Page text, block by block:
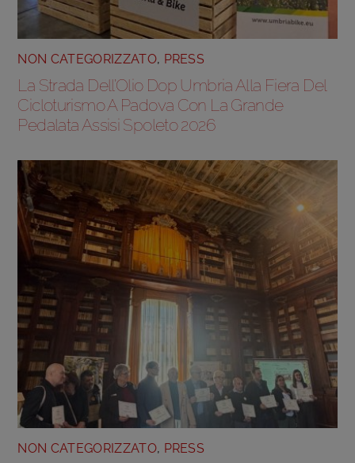
NON CATEGORIZZATO, PRESS
La Strada Dell’Olio Dop Umbria Alla Fiera Del
Cicloturismo A Padova Con La Grande
Pedalata Assisi Spoleto 2026
NON CATEGORIZZATO, PRESS